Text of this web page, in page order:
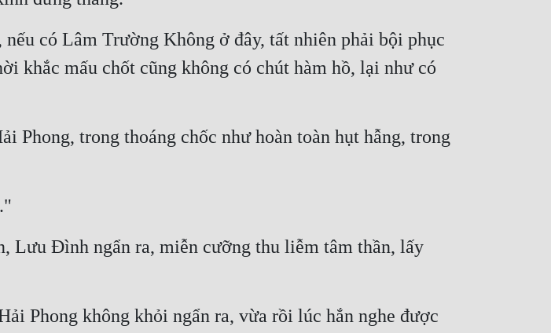
có Lâm Trường Không ở đây, tất nhiên phải bội phục
khắc mấu chốt cũng không có chút hàm hồ, lại như có
trong thoáng chốc như hoàn toàn hụt hẫng, trong
Lưu Đình ngẩn ra, miễn cưỡng thu liễm tâm thần, lấy
Phong không khỏi ngẩn ra, vừa rồi lúc hắn nghe được